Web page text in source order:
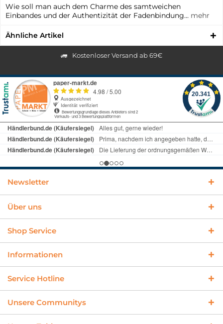
Wie soll man auch dem Charme des samtweichen
Einbandes und der Authentizität der Fadenbindung... mehr
Ähnliche Artikel
Kostenloser Versand ab 69€
Newsletter
Über uns
Shop Service
Informationen
Service Hotline
Unsere Communitys